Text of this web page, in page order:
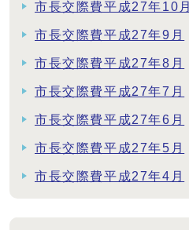
市長交際費平成27年10月
市長交際費平成27年9月
市長交際費平成27年8月
市長交際費平成27年7月
市長交際費平成27年6月
市長交際費平成27年5月
市長交際費平成27年4月